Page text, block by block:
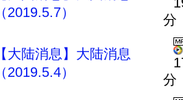
（2019.5.7）
分
【大陆消息】大陆消息
（2019.5.4）
分